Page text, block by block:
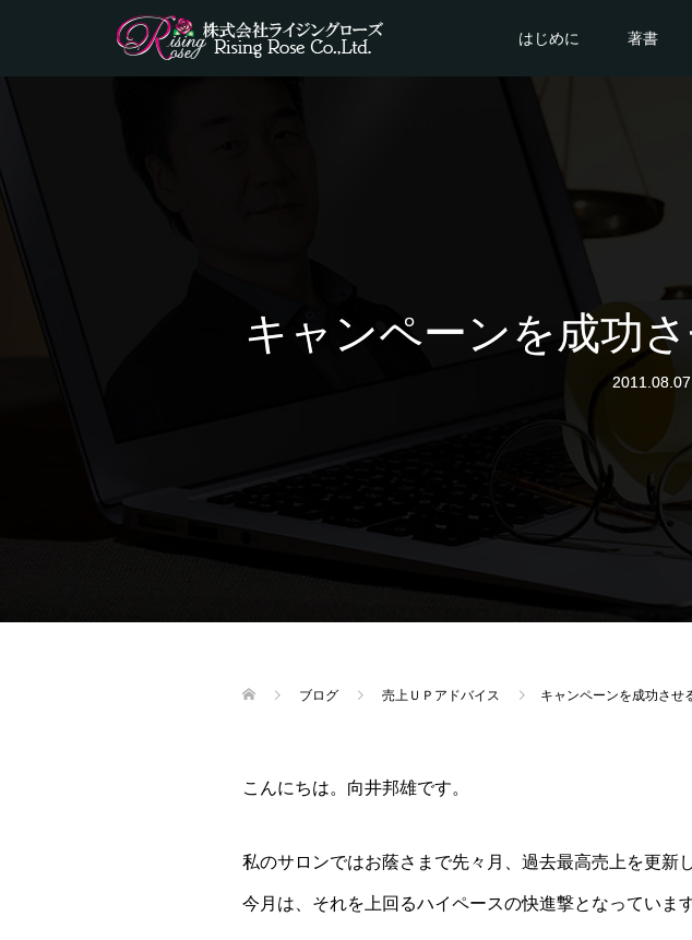
はじめに 著書
キャンペーンを成功
2011.08.07
ブログ 売上ＵＰアドバイス キャンペーンを成功させ
こんにちは。向井邦雄です。
私のサロンではお蔭さまで先々月、過去最高売上を更新
今月は、それを上回るハイペースの快進撃となっています